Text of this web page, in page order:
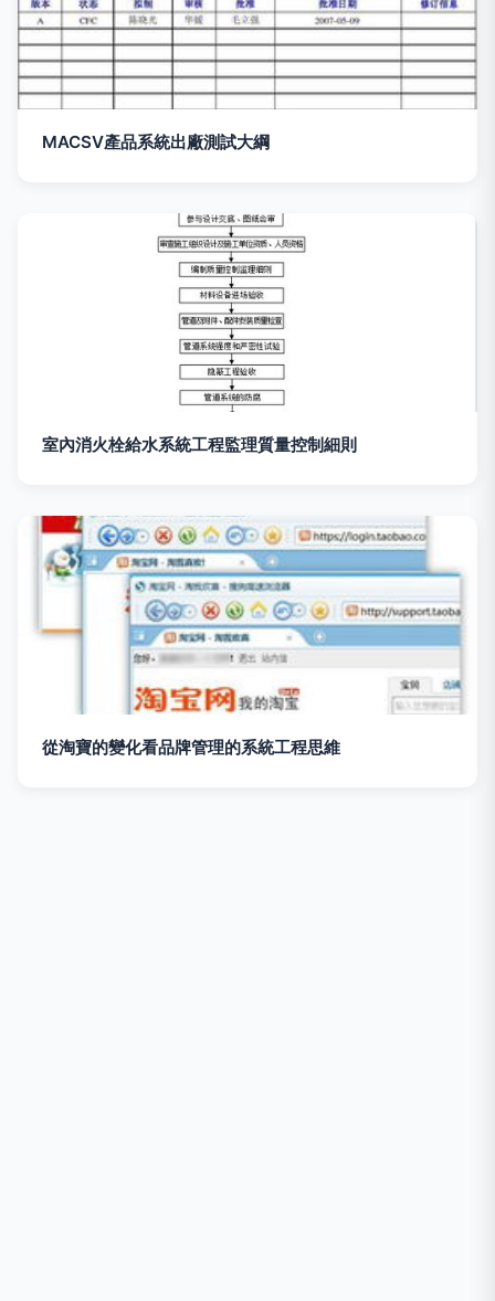
MACSV產品系統出廠測試大綱
室內消火栓給水系統工程監理質量控制細則
從淘寶的變化看品牌管理的系統工程思維